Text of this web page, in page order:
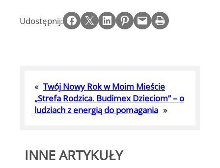
Udostępnij: Share on Facebook Email this Page Share on LinkedIn Share on Pinterest Email this Page Print this Page
« Twój Nowy Rok w Moim Mieście
„Strefa Rodzica. Budimex Dzieciom” – o
ludziach z energią do pomagania »
INNE ARTYKUŁY